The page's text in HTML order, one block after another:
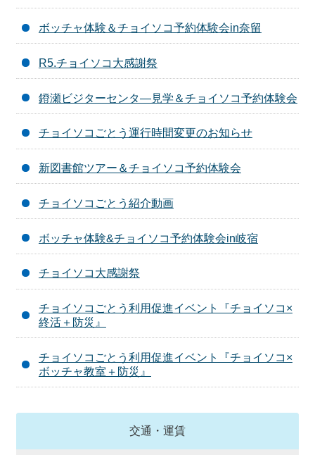
ボッチャ体験＆チョイソコ予約体験会in奈留
R5.チョイソコ大感謝祭
鐙瀬ビジターセンタ―見学＆チョイソコ予約体験会
チョイソコごとう運行時間変更のお知らせ
新図書館ツアー＆チョイソコ予約体験会
チョイソコごとう紹介動画
ボッチャ体験&チョイソコ予約体験会in岐宿
チョイソコ大感謝祭
チョイソコごとう利用促進イベント『チョイソコ×
終活＋防災』
チョイソコごとう利用促進イベント『チョイソコ×
ボッチャ教室＋防災』
交通・運賃